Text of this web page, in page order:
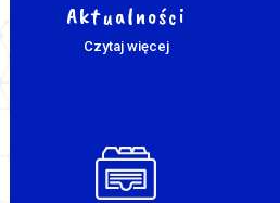
Aktualności
Czytaj więcej